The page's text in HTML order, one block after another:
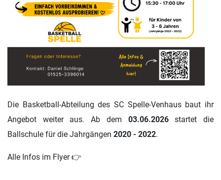
Die Basketball-Abteilung des SC Spelle-Venhaus baut ihr
Angebot weiter aus. Ab dem 03.06.2026startet die
Ballschule für die Jahrgängen 2020 - 2022.
Alle Infos im Flyer 👉